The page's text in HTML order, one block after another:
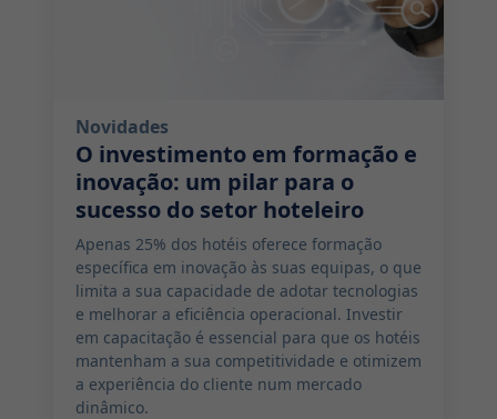
Novidades
O investimento em formação e
inovação: um pilar para o
sucesso do setor hoteleiro
Apenas 25% dos hotéis oferece formação
específica em inovação às suas equipas, o que
limita a sua capacidade de adotar tecnologias
e melhorar a eficiência operacional. Investir
em capacitação é essencial para que os hotéis
mantenham a sua competitividade e otimizem
a experiência do cliente num mercado
dinâmico.